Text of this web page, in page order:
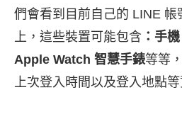
們會看到目前自己的 LINE 帳
上，這些裝置可能包含 ：手
Apple Watch 智慧手錶等等
上次登入時間以及登入地點等